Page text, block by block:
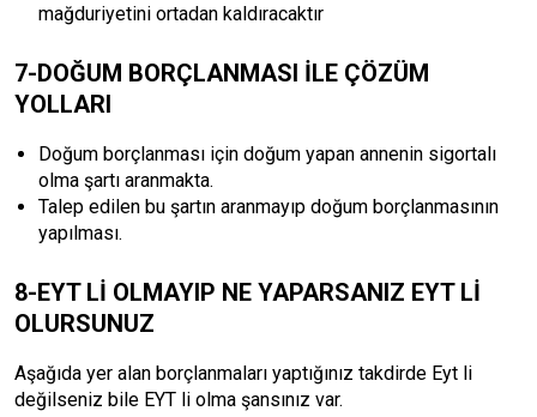
mağduriyetini ortadan kaldıracaktır
7-DOĞUM BORÇLANMASI İLE ÇÖZÜM
YOLLARI
Doğum borçlanması için doğum yapan annenin sigortalı
olma şartı aranmakta.
Talep edilen bu şartın aranmayıp doğum borçlanmasının
yapılması.
8-EYT Lİ OLMAYIP NE YAPARSANIZ EYT Lİ
OLURSUNUZ
Aşağıda yer alan borçlanmaları yaptığınız takdirde Eyt li
değilseniz bile EYT li olma şansınız var.